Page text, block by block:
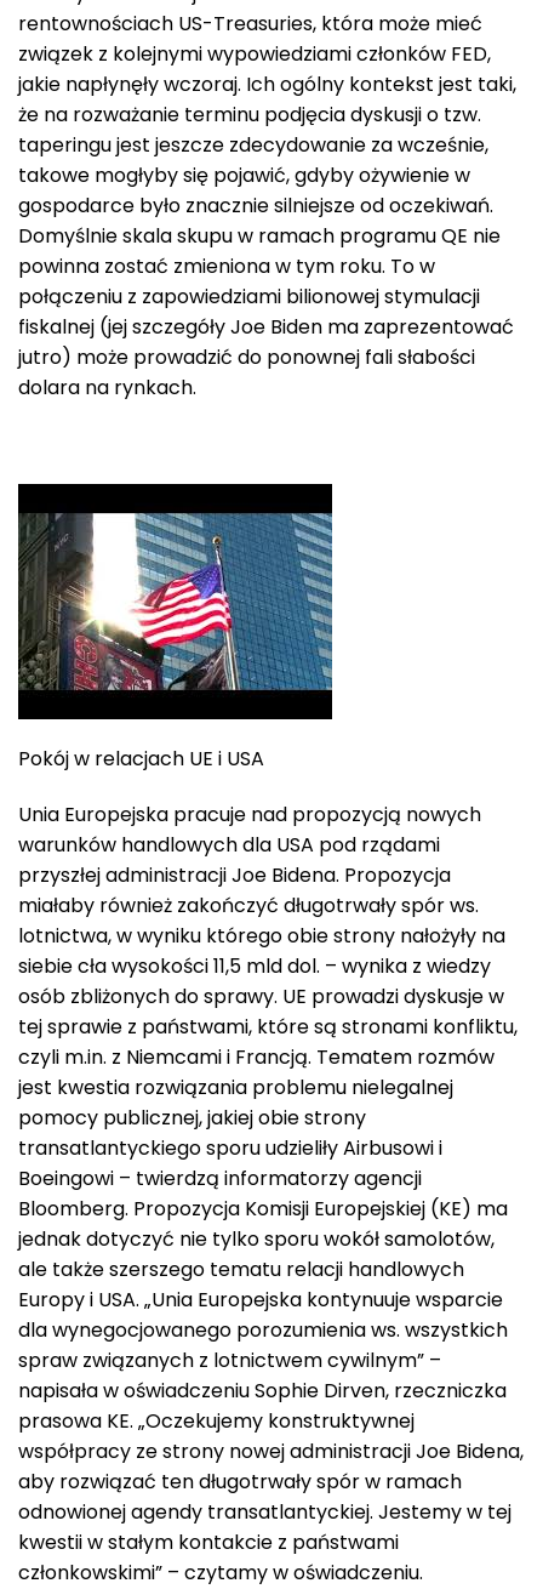
rentownościach US-Treasuries, która może mieć
związek z kolejnymi wypowiedziami członków FED,
jakie napłynęły wczoraj. Ich ogólny kontekst jest taki,
że na rozważanie terminu podjęcia dyskusji o tzw.
taperingu jest jeszcze zdecydowanie za wcześnie,
takowe mogłyby się pojawić, gdyby ożywienie w
gospodarce było znacznie silniejsze od oczekiwań.
Domyślnie skala skupu w ramach programu QE nie
powinna zostać zmieniona w tym roku. To w
połączeniu z zapowiedziami bilionowej stymulacji
fiskalnej (jej szczegóły Joe Biden ma zaprezentować
jutro) może prowadzić do ponownej fali słabości
dolara na rynkach.
Pokój w relacjach UE i USA
Unia Europejska pracuje nad propozycją nowych
warunków handlowych dla USA pod rządami
przyszłej administracji Joe Bidena. Propozycja
miałaby również zakończyć długotrwały spór ws.
lotnictwa, w wyniku którego obie strony nałożyły na
siebie cła wysokości 11,5 mld dol. – wynika z wiedzy
osób zbliżonych do sprawy. UE prowadzi dyskusje w
tej sprawie z państwami, które są stronami konfliktu,
czyli m.in. z Niemcami i Francją. Tematem rozmów
jest kwestia rozwiązania problemu nielegalnej
pomocy publicznej, jakiej obie strony
transatlantyckiego sporu udzieliły Airbusowi i
Boeingowi – twierdzą informatorzy agencji
Bloomberg. Propozycja Komisji Europejskiej (KE) ma
jednak dotyczyć nie tylko sporu wokół samolotów,
ale także szerszego tematu relacji handlowych
Europy i USA. „Unia Europejska kontynuuje wsparcie
dla wynegocjowanego porozumienia ws. wszystkich
spraw związanych z lotnictwem cywilnym” –
napisała w oświadczeniu Sophie Dirven, rzeczniczka
prasowa KE. „Oczekujemy konstruktywnej
współpracy ze strony nowej administracji Joe Bidena,
aby rozwiązać ten długotrwały spór w ramach
odnowionej agendy transatlantyckiej. Jestemy w tej
kwestii w stałym kontakcie z państwami
członkowskimi” – czytamy w oświadczeniu.